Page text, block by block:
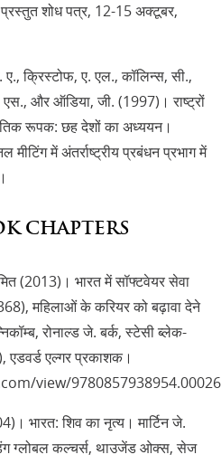
प्रस्तुत शोध पत्र, 12-15 अक्टूबर,
क्रिस्टोफ, ए. एल., कॉलिन्स, सी.,
और ऑडिया, जी. (1997)। राष्ट्रों
रूपक: छह देशों का अध्ययन।
में अंतर्राष्ट्रीय प्रबंधन प्रभाग में
CHAPTERS
(2013)। भारत में सॉफ्टवेयर सेवा
महिलाओं के करियर को बढ़ावा देने
रोनाल्ड जे. बर्क, स्टेसी ब्लेक-
एडवर्ड एल्गर प्रकाशक।
view/
भारत: शिव का नृत्य। मार्टिन जे.
ग्लोबल कल्चर्स, थाउजेंड ओक्स, सेज